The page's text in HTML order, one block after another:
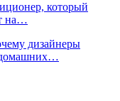
который
на…
дизайнеры
домашних…